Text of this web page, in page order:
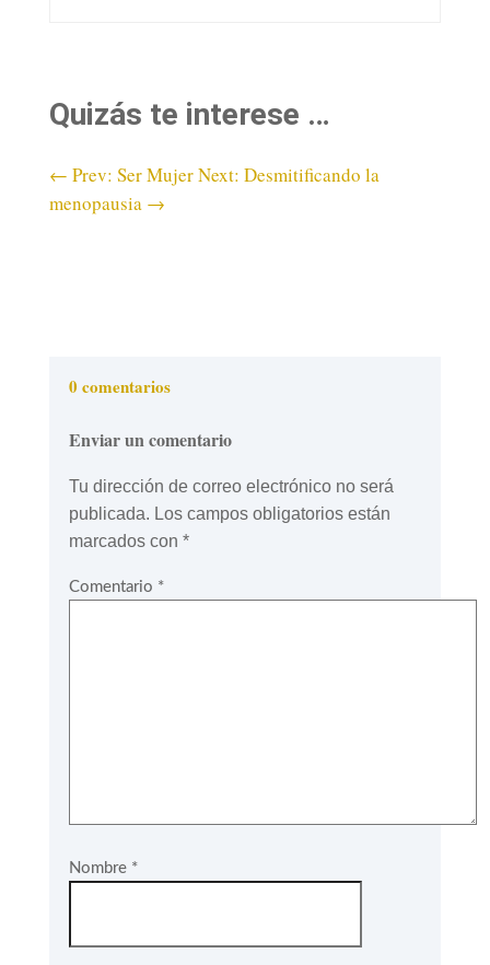
Quizás te interese …
← Prev: Ser MujerNext: Desmitificando la
menopausia→
0 comentarios
Enviar un comentario
Tu dirección de correo electrónico no será
publicada. Los campos obligatorios están
marcados con *
Comentario *
Nombre *